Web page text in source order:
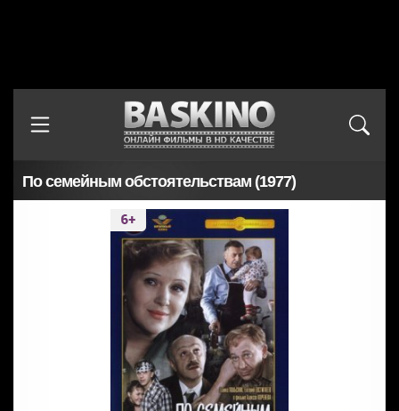
По семейным обстоятельствам (1977)